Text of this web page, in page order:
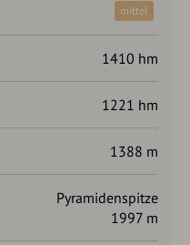
mittel
1410 hm
1221 hm
1388 m
Pyramidenspitze
1997 m